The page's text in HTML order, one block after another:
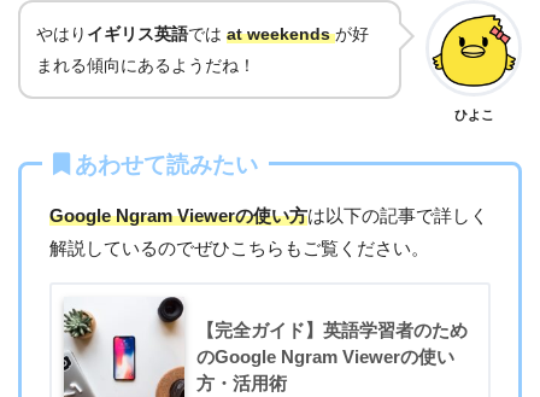
やはり イギリス英語では at weekends が好
まれる傾向にあるようだね！
ひよこ
あわせて読みたい
Google Ngram Viewerの使い方は以下の記事で詳しく
解説しているのでぜひこちらもご覧ください。
【完全ガイド】英語学習者のため
のGoogle Ngram Viewerの使い
方・活用術